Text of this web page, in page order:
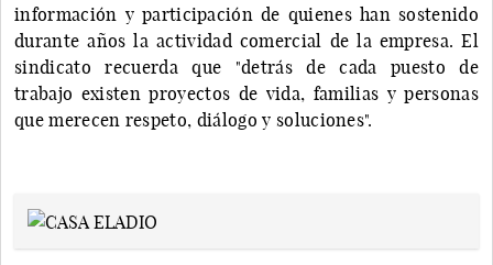
información y participación de quienes han sostenido
durante años la actividad comercial de la empresa. El
sindicato recuerda que "detrás de cada puesto de
trabajo existen proyectos de vida, familias y personas
que merecen respeto, diálogo y soluciones".